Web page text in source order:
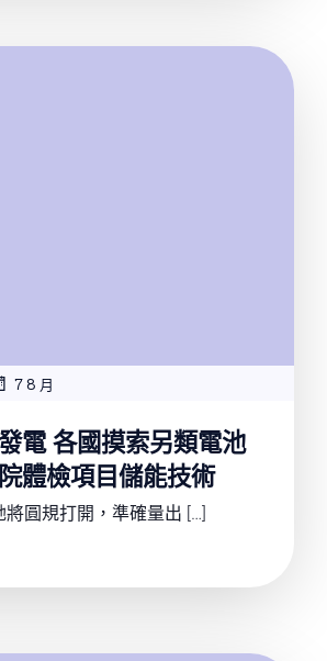
7 8 月
電 各國摸索另類電池
體檢項目儲能技術
將圓規打開，準確量出 […]